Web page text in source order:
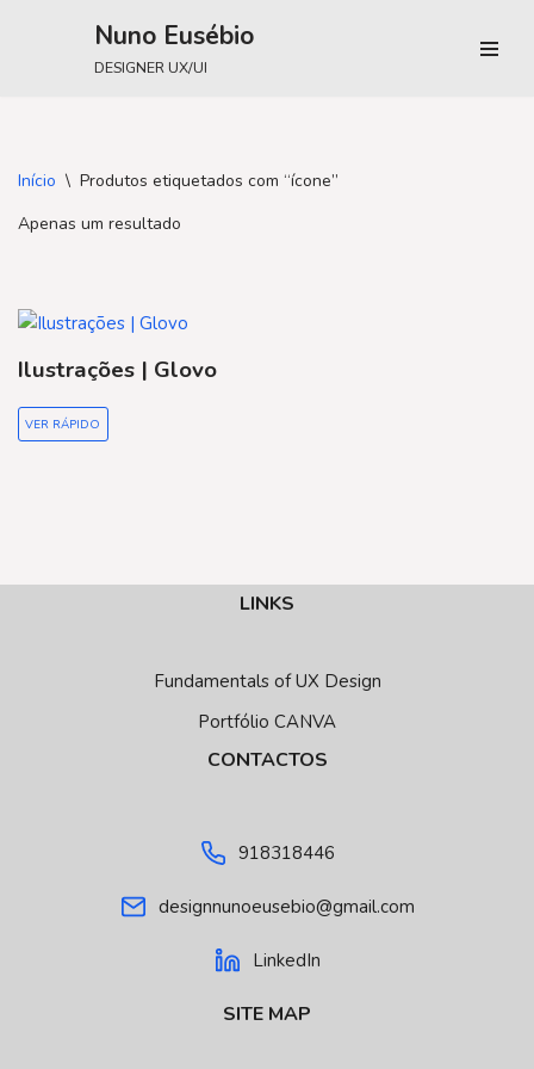
Nuno Eusébio
DESIGNER UX/UI
Início \ Produtos etiquetados com “ícone”
Apenas um resultado
Ilustrações | Glovo
VER RÁPIDO
LINKS
Fundamentals of UX Design
Portfólio CANVA
CONTACTOS
918318446
designnunoeusebio@gmail.com
LinkedIn
SITE MAP